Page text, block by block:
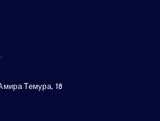
Темура, 18